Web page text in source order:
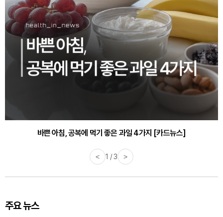
바쁜 아침, 공복에 먹기 좋은 과일 4가지 [카드뉴스]
< 1 / 3 >
주요 뉴스